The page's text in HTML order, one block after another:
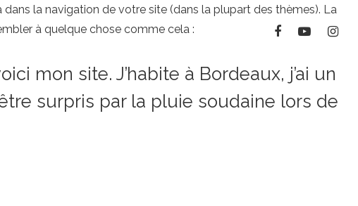
dans la navigation de votre site (dans la plupart des thèmes). La
à quelque chose comme cela :
mon site. J’habite à Bordeaux, j’ai un
surpris par la pluie soudaine lors de